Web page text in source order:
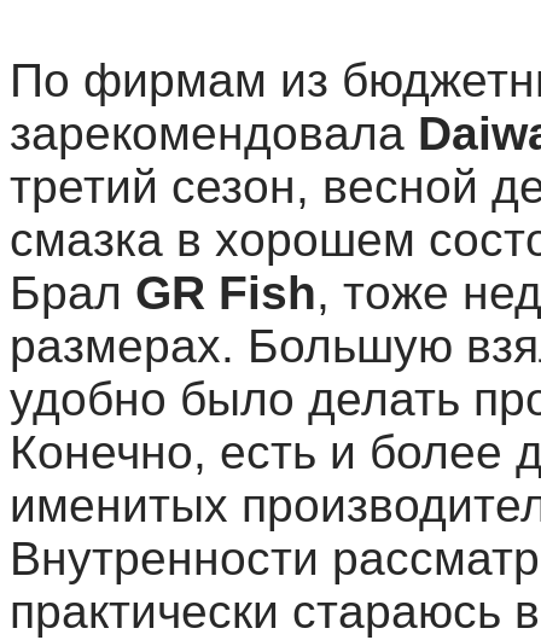
По фирмам из
зарекомендовала
третий сезон, весной
смазка в хорошем
Брал GR Fish, тоже
размерах. Большую
удобно было делать
Конечно, есть и более
именитых
Внутренности
практически стараюсь